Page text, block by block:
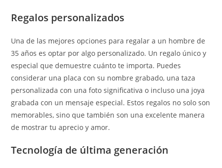
Regalos personalizados
Una de las mejores opciones para regalar a un hombre de
35 años es optar por algo personalizado. Un regalo único y
especial que demuestre cuánto te importa. Puedes
considerar una placa con su nombre grabado, una taza
personalizada con una foto significativa o incluso una joya
grabada con un mensaje especial. Estos regalos no solo son
memorables, sino que también son una excelente manera
de mostrar tu aprecio y amor.
Tecnología de última generación